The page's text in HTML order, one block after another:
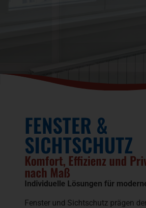
FENSTER &
SICHTSCHUTZ
Komfort, Effizienz und
nach Maß
Individuelle Lösungen für
Fenster und Sichtschutz prägen